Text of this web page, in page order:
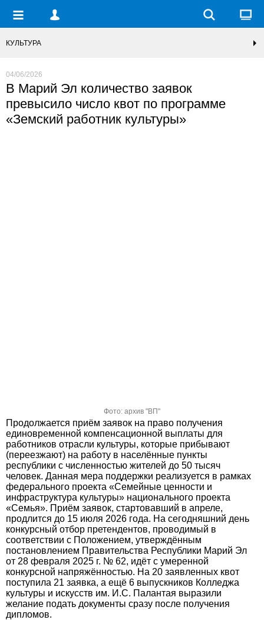
КУЛЬТУРА
04/06/2026
В Марий Эл количество заявок
превысило число квот по программе
«Земский работник культуры»
Фото: архив "ВП"
Продолжается приём заявок на право получения
единовременной компенсационной выплаты для
работников отрасли культуры, которые прибывают
(переезжают) на работу в населённые пункты
республики с численностью жителей до 50 тысяч
человек. Данная мера поддержки реализуется в рамках
федерального проекта «Семейные ценности и
инфраструктура культуры» национального проекта
«Семья». Приём заявок, стартовавший в апреле,
продлится до 15 июля 2026 года. На сегодняшний день
конкурсный отбор претендентов, проводимый в
соответствии с Положением, утверждённым
постановлением Правительства Республики Марий Эл
от 28 февраля 2025 г. № 62, идёт с умеренной
конкурсной напряжённостью. На 20 заявленных квот
поступила 21 заявка, а ещё 6 выпускников Колледжа
культуры и искусств им. И.С. Палантая выразили
желание подать документы сразу после получения
дипломов.